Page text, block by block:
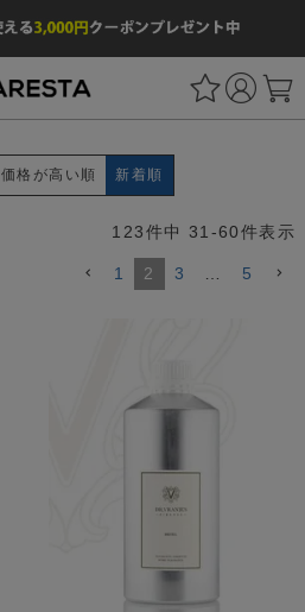
価格が高い順 新着順
123件中 31 -60件表示
1 2 3 5